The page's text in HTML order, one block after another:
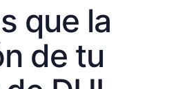
que la
de tu